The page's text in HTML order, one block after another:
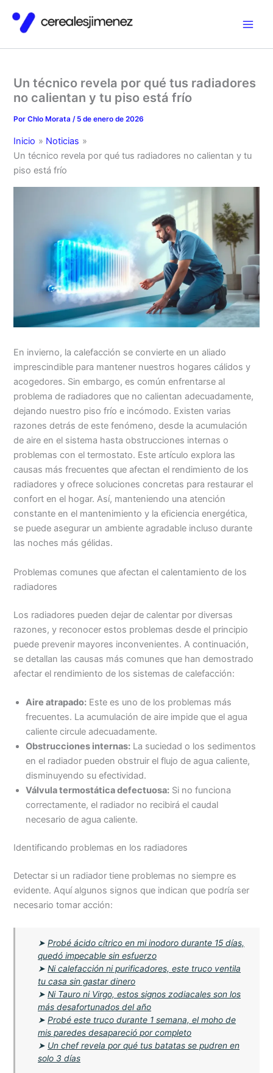
contenido
Un técnico revela por qué tus radiadores
no calientan y tu piso está frío
PorChlo Morata / 5 de enero de 2026
Inicio
Noticias
Un técnico revela por qué tus radiadores no calientan y tu
piso está frío
En invierno, la calefacción se convierte en un aliado
imprescindible para mantener nuestros hogares cálidos y
acogedores. Sin embargo, es común enfrentarse al
problema de radiadores que no calientan adecuadamente,
dejando nuestro piso frío e incómodo. Existen varias
razones detrás de este fenómeno, desde la acumulación
de aire en el sistema hasta obstrucciones internas o
problemas con el termostato. Este artículo explora las
causas más frecuentes que afectan el rendimiento de los
radiadores y ofrece soluciones concretas para restaurar el
confort en el hogar. Así, manteniendo una atención
constante en el mantenimiento y la eficiencia energética,
se puede asegurar un ambiente agradable incluso durante
las noches más gélidas.
Problemas comunes que afectan el calentamiento de los
radiadores
Los radiadores pueden dejar de calentar por diversas
razones, y reconocer estos problemas desde el principio
puede prevenir mayores inconvenientes. A continuación,
se detallan las causas más comunes que han demostrado
afectar el rendimiento de los sistemas de calefacción:
Aire atrapado: Este es uno de los problemas más
frecuentes. La acumulación de aire impide que el agua
caliente circule adecuadamente.
Obstrucciones internas: La suciedad o los sedimentos
en el radiador pueden obstruir el flujo de agua caliente,
disminuyendo su efectividad.
Válvula termostática defectuosa: Si no funciona
correctamente, el radiador no recibirá el caudal
necesario de agua caliente.
Identificando problemas en los radiadores
Detectar si un radiador tiene problemas no siempre es
evidente. Aquí algunos signos que indican que podría ser
necesario tomar acción:
➤Probé ácido cítrico en mi inodoro durante 15 días,
quedó impecable sin esfuerzo
➤Ni calefacción ni purificadores, este truco ventila
tu casa sin gastar dinero
➤Ni Tauro ni Virgo, estos signos zodiacales son los
más desafortunados del año
➤Probé este truco durante 1 semana, el moho de
mis paredes desapareció por completo
➤ Un chef revela por qué tus batatas se pudren en
solo 3 días